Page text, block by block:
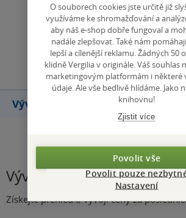
Zobrazit všechna
Přidat
Vývoj ceny
Vývoj ceny
Získejte přehled o vývoji ceny za
O souborech cookies jste určitě již
využíváme ke shromažďování a
aby náš e-shop dobře fungoval a
nadále zlepšovat. Také nám
lepší a cílenější reklamu. Žádných 50
klidně Vergilia v originále. Váš souhlas
marketingovým platformám i některé
údaje. Ale vše bedlivě hlídáme. Jako
knihovnu!
Zjistit více
Povolit vše
Povolit pouze
Nastavení